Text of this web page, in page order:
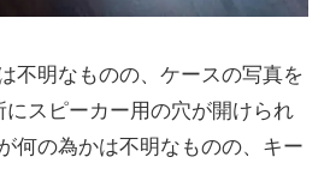
不明なものの、ケースの写真を
にスピーカー用の穴が開けられ
何の為かは不明なものの、キー